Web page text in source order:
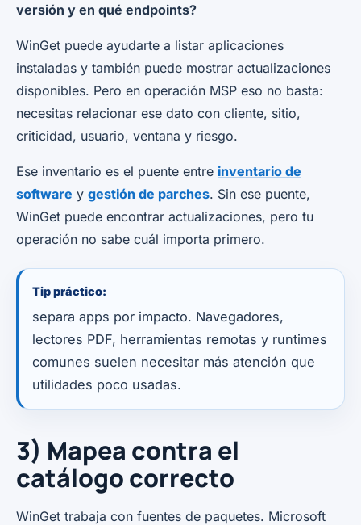
versión y en qué endpoints?
WinGet puede ayudarte a listar aplicaciones
instaladas y también puede mostrar actualizaciones
disponibles. Pero en operación MSP eso no basta:
necesitas relacionar ese dato con cliente, sitio,
criticidad, usuario, ventana y riesgo.
Ese inventario es el puente entre inventario de
software y gestión de parches. Sin ese puente,
WinGet puede encontrar actualizaciones, pero tu
operación no sabe cuál importa primero.
Tip práctico:
separa apps por impacto. Navegadores,
lectores PDF, herramientas remotas y runtimes
comunes suelen necesitar más atención que
utilidades poco usadas.
3) Mapea contra el
catálogo correcto
WinGet trabaja con fuentes de paquetes. Microsoft